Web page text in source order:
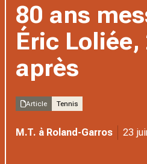
80 ans
Éric Loliée,
après
Article Tennis
M.T. à Roland-Garros 23